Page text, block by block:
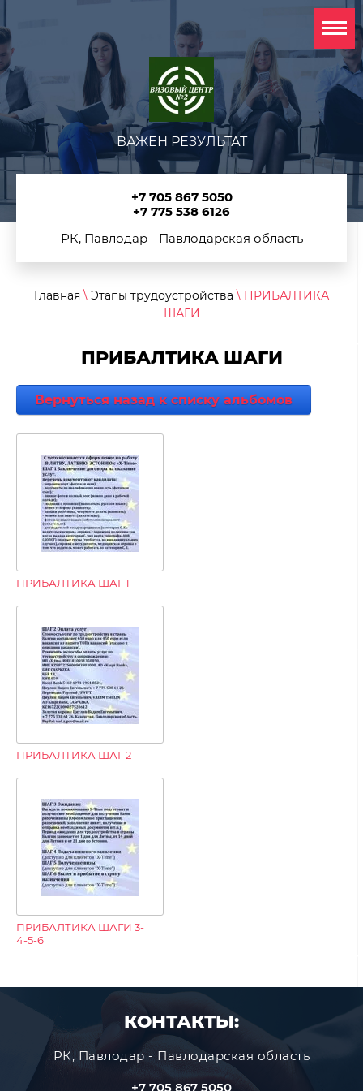
ВАЖЕН РЕЗУЛЬТАТ
+7 705 867 5050
+7 775 538 6126
РК, Павлодар - Павлодарская область
Главная \ Этапы трудоустройства \ ПРИБАЛТИКА
ШАГИ
ПРИБАЛТИКА ШАГИ
Вернуться назад к списку альбомов
ПРИБАЛТИКА ШАГ 1
ПРИБАЛТИКА ШАГ 2
ПРИБАЛТИКА ШАГИ 3-
4-5-6
КОНТАКТЫ:
РК, Павлодар - Павлодарская область
+7 705 867 5050